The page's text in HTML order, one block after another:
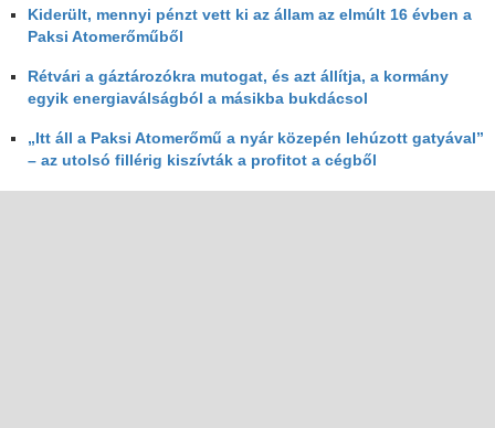
Kiderült, mennyi pénzt vett ki az állam az elmúlt 16 évben a
Paksi Atomerőműből
Rétvári a gáztározókra mutogat, és azt állítja, a kormány
egyik energiaválságból a másikba bukdácsol
„Itt áll a Paksi Atomerőmű a nyár közepén lehúzott gatyával”
– az utolsó fillérig kiszívták a profitot a cégből